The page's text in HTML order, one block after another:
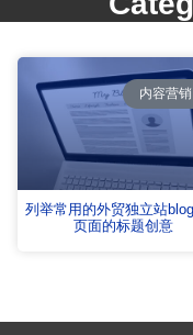
内容营销
列举常用的外贸独立站
页面的标题创意